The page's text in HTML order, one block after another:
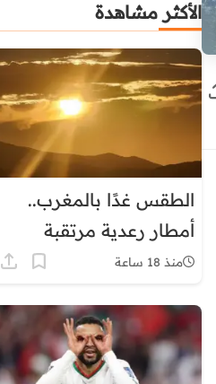
الأكثر مشاهدة
الطقس غدًا بالمغرب..
أمطار رعدية مرتقبة
وحرارة تصل إلى 45 درجة
منذ 18 ساعة